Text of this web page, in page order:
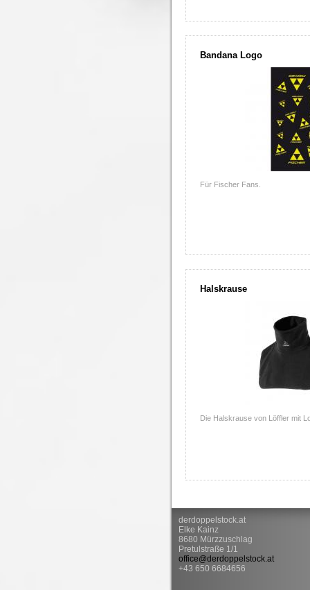
Bandana Logo
Für Fischer Fans.
Halskrause
Die Halskrause von Löffler mit
derdoppelstock.at
Elke Kainz
8680 Mürzzuschlag
Pretulstraße 1/1
office@derdoppelstock.at
+43 650 6684656